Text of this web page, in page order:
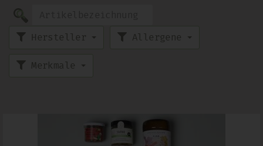
Hersteller
Allergene
Merkmale